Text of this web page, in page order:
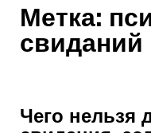
Метка:
свиданий
Чего нельзя